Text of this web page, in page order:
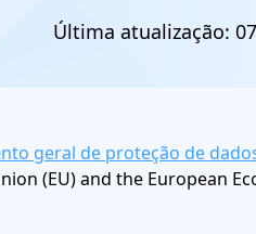
Última atualização:
geral de proteção de
(EU) and the European